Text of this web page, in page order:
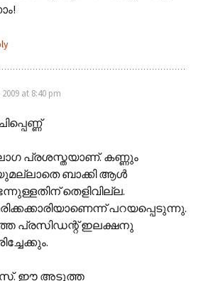
at 8:40 pm
പ്രശസ്തയാണ്. കണ്ണും
ബാക്കി ആള്‍
തെളിവില്ല.
പറയപ്പെടുന്നു.
പ്രസിഡന്റ് ഇലക്ഷനു
ഈ അടുത്ത